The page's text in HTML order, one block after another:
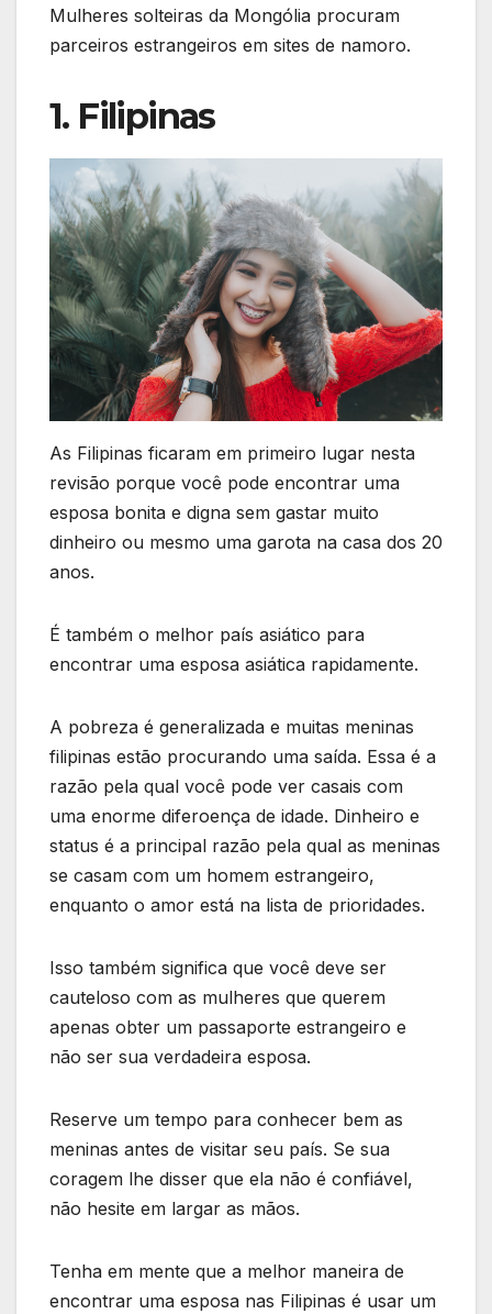
Mulheres solteiras da Mongólia procuram
parceiros estrangeiros em sites de namoro.
1. Filipinas
As Filipinas ficaram em primeiro lugar nesta
revisão porque você pode encontrar uma
esposa bonita e digna sem gastar muito
dinheiro ou mesmo uma garota na casa dos 20
anos.
É também o melhor país asiático para
encontrar uma esposa asiática rapidamente.
A pobreza é generalizada e muitas meninas
filipinas estão procurando uma saída. Essa é a
razão pela qual você pode ver casais com
uma enorme diferoença de idade. Dinheiro e
status é a principal razão pela qual as meninas
se casam com um homem estrangeiro,
enquanto o amor está na lista de prioridades.
Isso também significa que você deve ser
cauteloso com as mulheres que querem
apenas obter um passaporte estrangeiro e
não ser sua verdadeira esposa.
Reserve um tempo para conhecer bem as
meninas antes de visitar seu país. Se sua
coragem lhe disser que ela não é confiável,
não hesite em largar as mãos.
Tenha em mente que a melhor maneira de
encontrar uma esposa nas Filipinas é usar um